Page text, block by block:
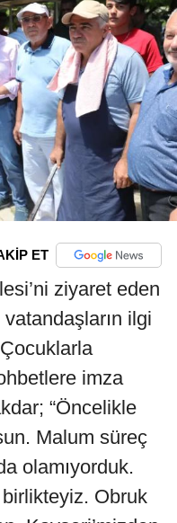
ET
ziyaret eden
ilgi
imza
“Öncelikle
Malum süreç
olamıyorduk.
Obruk